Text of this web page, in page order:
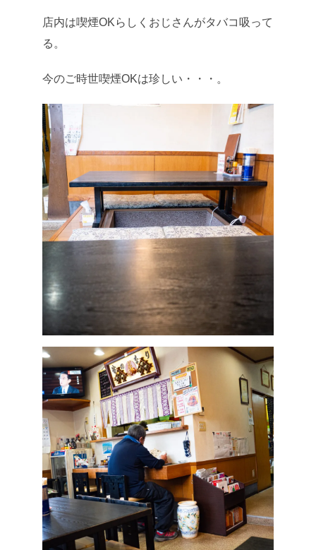
店内は喫煙OKらしくおじさんがタバコ吸って
る。
今のご時世喫煙OKは珍しい・・・。